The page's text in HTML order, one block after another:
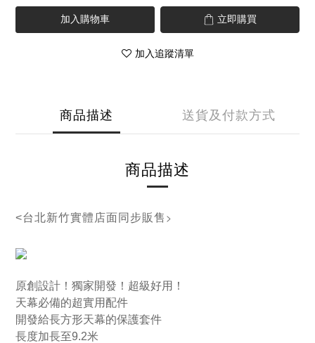
加入購物車 立即購買
加入追蹤清單
商品描述 送貨及付款方式
商品描述
<台北新竹實體店面同步販售 >
原創設計！獨家開發！超級好用！
天幕必備的超實用配件
開發給長方形天幕的保護套件
長度加長至9.2米